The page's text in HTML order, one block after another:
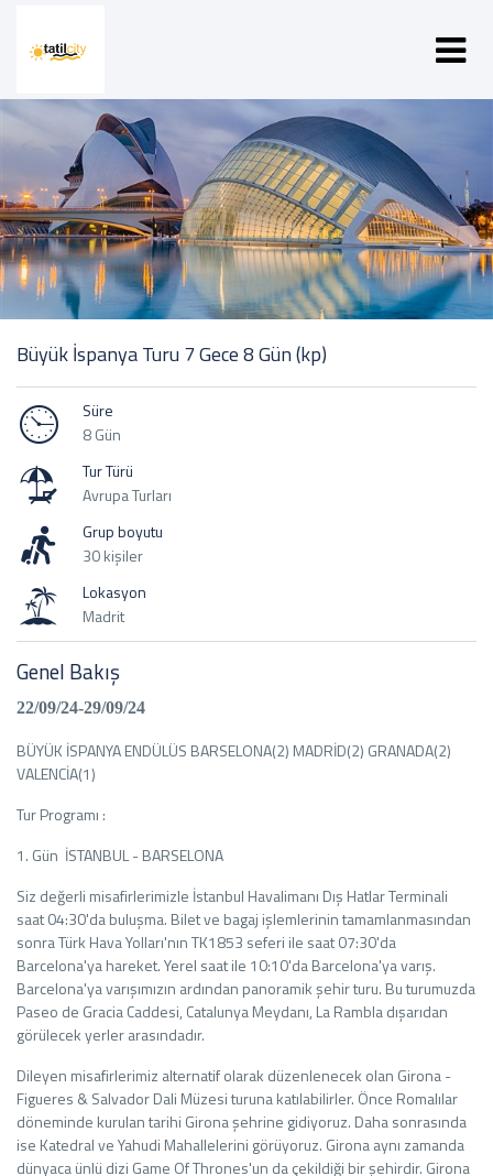
Büyük İspanya Turu 7 Gece 8 Gün (kp)
Süre
8 Gün
Tur Türü
Avrupa Turları
Grup boyutu
30 kişiler
Lokasyon
Madrit
Genel Bakış
22/09/24-29/09/24
BÜYÜK İSPANYA ENDÜLÜS BARSELONA(2) MADRİD(2) GRANADA(2)
VALENCİA(1)
Tur Programı :
1. Gün İSTANBUL - BARSELONA
Siz değerli misafirlerimizle İstanbul Havalimanı Dış Hatlar Terminali
saat 04:30'da buluşma. Bilet ve bagaj işlemlerinin tamamlanmasından
sonra Türk Hava Yolları'nın TK1853 seferi ile saat 07:30'da
Barcelona'ya hareket. Yerel saat ile 10:10'da Barcelona'ya varış.
Barcelona'ya varışımızın ardından panoramik şehir turu. Bu turumuzda
Paseo de Gracia Caddesi, Catalunya Meydanı, La Rambla dışarıdan
görülecek yerler arasındadır.
Dileyen misafirlerimiz alternatif olarak düzenlenecek olan Girona -
Figueres & Salvador Dali Müzesi turuna katılabilirler. Önce Romalılar
döneminde kurulan tarihi Girona şehrine gidiyoruz. Daha sonrasında
ise Katedral ve Yahudi Mahallelerini görüyoruz. Girona aynı zamanda
dünyaca ünlü dizi Game Of Thrones'un da çekildiği bir şehirdir. Girona